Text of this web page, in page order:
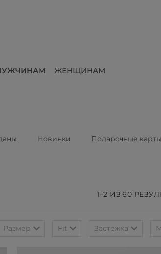
ЖЕНЩИНАМ
Новинки Подарочные карты
1–2 ИЗ 60
Размер Fit Застежка